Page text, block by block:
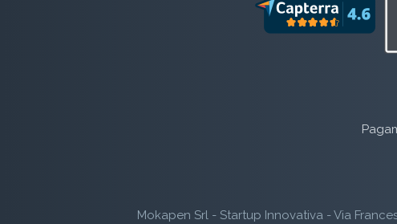
Mokapen Srl - Startup Innovativa - Via